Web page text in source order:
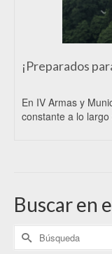
¡Preparados
En IV Armas y
constante a lo largo
Buscar en